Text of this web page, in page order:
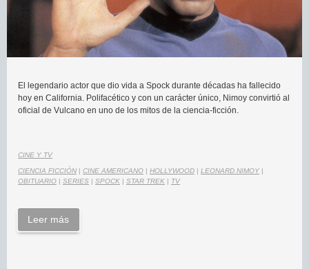
El legendario actor que dio vida a Spock durante décadas ha fallecido
hoy en California. Polifacético y con un carácter único, Nimoy convirtió al
oficial de Vulcano en uno de los mitos de la ciencia-ficción.
CINE Y TV
CIENCIA FICCIÓN | CINE AMERICANO | HOLLYWOOD | LEONARD NIMOY |
OBITUARIO | SERIES | SPOCK | STAR TREK | TV
Leer más